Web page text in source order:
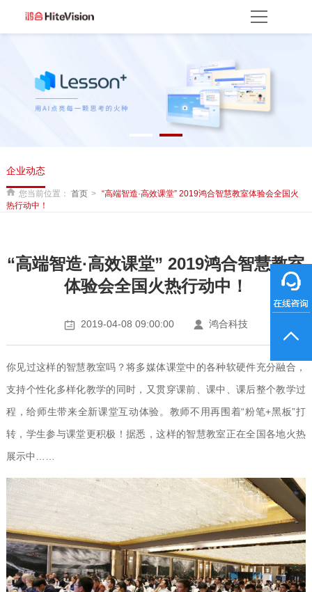
产品方案
关于鸿合
企业动态
联系我们
监督举报
鸿合海外
企业动态
您当前位置： 首页
“高端智造·高效课堂” 2019鸿合智慧教室体验会全国火
热行动中！
“高端智造·高效课堂” 2019鸿合智慧教室
体验会全国火热行动中！
2019-04-08 09:00:00 鸿合科技
你见过这样的智慧教室吗？将多媒体课堂中的各种软硬件充分融合，
支持个性化多样化教学的同时，又贯穿课前、课中、课后整个教学过
程，给师生带来全新课堂互动体验。教师不用再围着“粉笔+黑板”打
转，学生参与课堂更积极！据悉，这样的智慧教室正在全国各地火热
展示中……